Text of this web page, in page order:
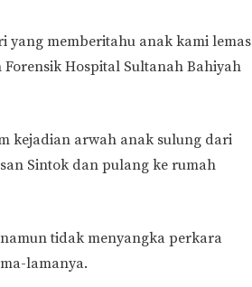
yang memberitahu anak kami lemas
Hospital Sultanah Bahiyah
kejadian arwah anak sulung dari
Sintok dan pulang ke rumah
tidak menyangka perkara
lamanya.